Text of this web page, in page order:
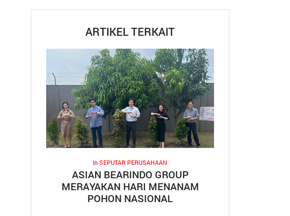
ARTIKEL TERKAIT
in SEPUTAR PERUSAHAAN
ASIAN BEARINDO GROUP
MERAYAKAN HARI MENANAM
POHON NASIONAL